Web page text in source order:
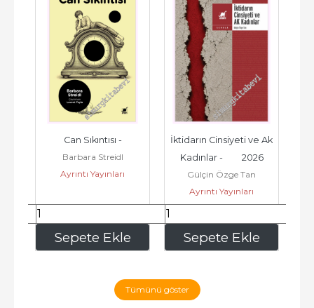
Sepete Ekle
Can Sıkıntısı -
Barbara Streidl
Ayrıntı Yayınları
112,50 Sepete Ekle
İktidarın Cinsiyeti ve Ak
Kadınlar -         2026
Gülçin Özge Tan
Ayrıntı Yayınları
322,50
Tümünü göster